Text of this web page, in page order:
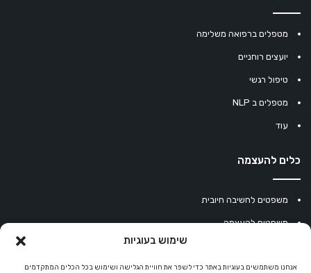
שימוש בעוגיות
אנחנו משתמשים בעוגיות באתר כדי לשפר את חוויית הגלישה ושימוש בכל הכלים המתקדמים
מטפלים ברפואה משלימה
יועצים רוחניים
טיפול רגשי
מטפלים ב NLP
עוד
כלים להעצמה
משפטים לחשיבה חיובית
משפטים להעצמה
מחשבון נומרולוגיה